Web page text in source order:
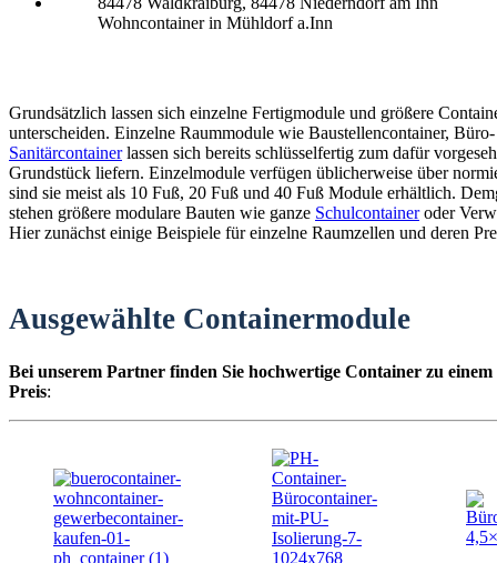
Wohncontainer in Mühldorf a.Inn
Grundsätzlich lassen sich einzelne Fertigmodule und größere
unterscheiden. Einzelne Raummodule wie Baustellencontainer,
Sanitärcontainerlassen sich bereits schlüsselfertig zum dafür
Grundstück liefern. Einzelmodule verfügen üblicherweise über
sind sie meist als 10 Fuß, 20 Fuß und 40 Fuß Module erhältlich.
stehen größere modulare Bauten wie ganze Schulcontaineroder
Hier zunächst einige Beispiele für einzelne Raumzellen und deren
Ausgewählte Containermodule
Bei unserem Partner finden Sie hochwertige Container zu einem
Preis: